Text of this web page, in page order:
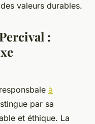
valeurs durables.
:
à
par sa
et éthique. La